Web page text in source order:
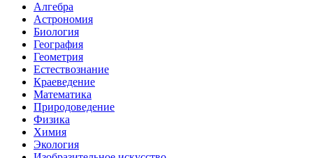
Алгебра
Астрономия
Биология
География
Геометрия
Естествознание
Краеведение
Математика
Природоведение
Физика
Химия
Экология